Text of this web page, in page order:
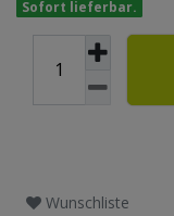
Sofort lieferbar.
Wunschliste